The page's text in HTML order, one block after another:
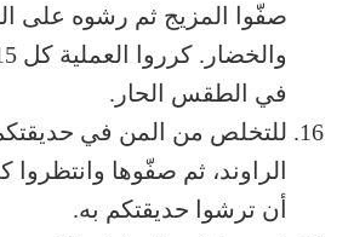
صفّوا المزيج ثم رشوه على
في الطقس الحار.
للتخلص من المن في
الراوند، ثم صفّوها وانتظروا
أن ترشوا حديقتكم به.